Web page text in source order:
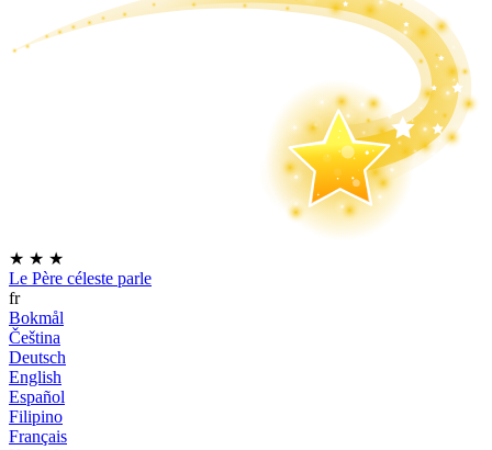
★ ★ ★
Le Père céleste parle
fr
Bokmål
Čeština
Deutsch
English
Español
Filipino
Français